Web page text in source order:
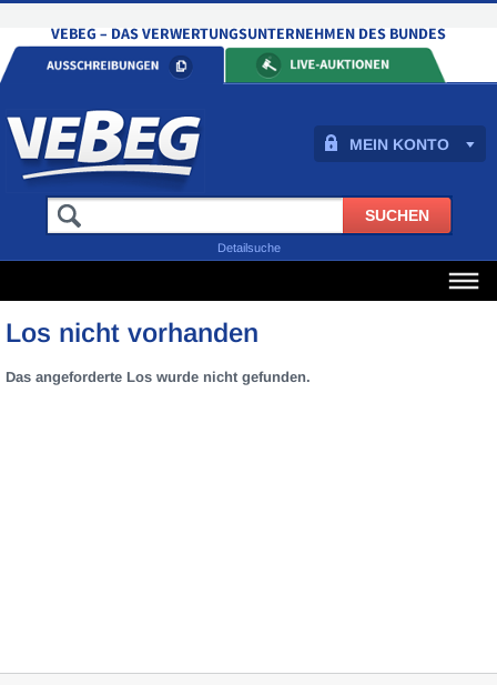
MEIN KONTO
Detailsuche
Los nicht vorhanden
Das angeforderte Los wurde nicht gefunden.